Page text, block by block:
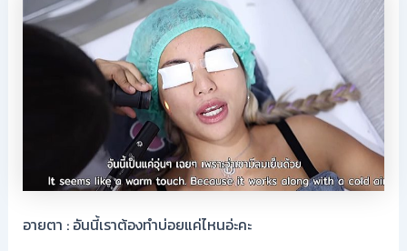
อายตา : อันนี้เราต้องทำบ่อยแค่ไหนอ่ะคะ